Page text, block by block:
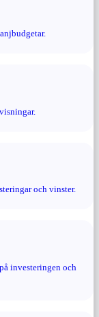
och vinster.
investeringen och